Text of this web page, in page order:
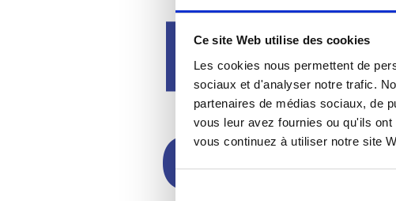
Ce site Web utilise des cookies
Les cookies nous permettent de
sociaux et d'analyser notre trafic.
partenaires de médias sociaux, de
vous leur avez fournies ou qu'ils
vous continuez à utiliser notre site